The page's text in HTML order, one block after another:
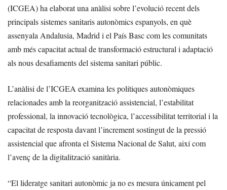
(ICGEA) ha elaborat una anàlisi sobre l’evolució recent dels
principals sistemes sanitaris autonòmics espanyols, en què
assenyala Andalusia, Madrid i el País Basc com les comunitats
amb més capacitat actual de transformació estructural i adaptació
als nous desafiaments del sistema sanitari públic.
L’anàlisi de l’ICGEA examina les polítiques autonòmiques
relacionades amb la reorganització assistencial, l’estabilitat
professional, la innovació tecnològica, l’accessibilitat territorial i la
capacitat de resposta davant l’increment sostingut de la pressió
assistencial que afronta el Sistema Nacional de Salut, així com
l’avenç de la digitalització sanitària.
“El lideratge sanitari autonòmic ja no es mesura únicament pel